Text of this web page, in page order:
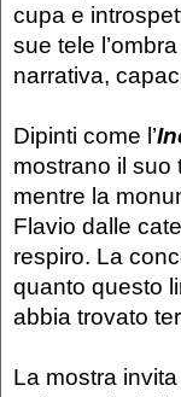
cupa e
sue tele
narrativa,
Dipinti come l’
mostrano il suo
mentre la
Flavio dalle
respiro. La
quanto questo
abbia trovato
La mostra